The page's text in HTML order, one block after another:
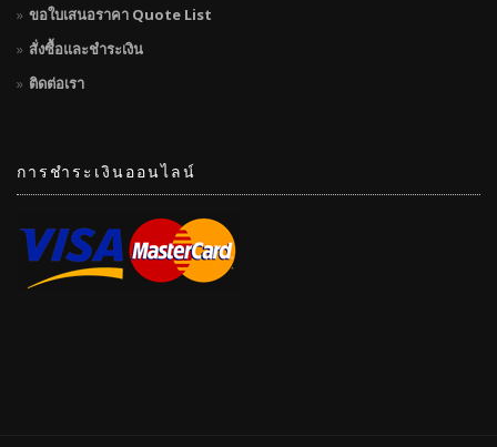
ขอใบเสนอราคา Quote List
สั่งซื้อและชำระเงิน
ติดต่อเรา
การชำระเงินออนไลน์